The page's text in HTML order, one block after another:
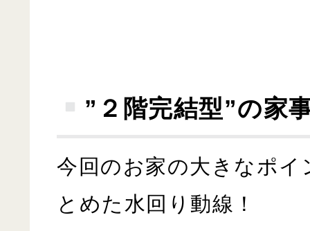
”２階完結型”の家
今回のお家の大きなポイ
とめた水回り動線！